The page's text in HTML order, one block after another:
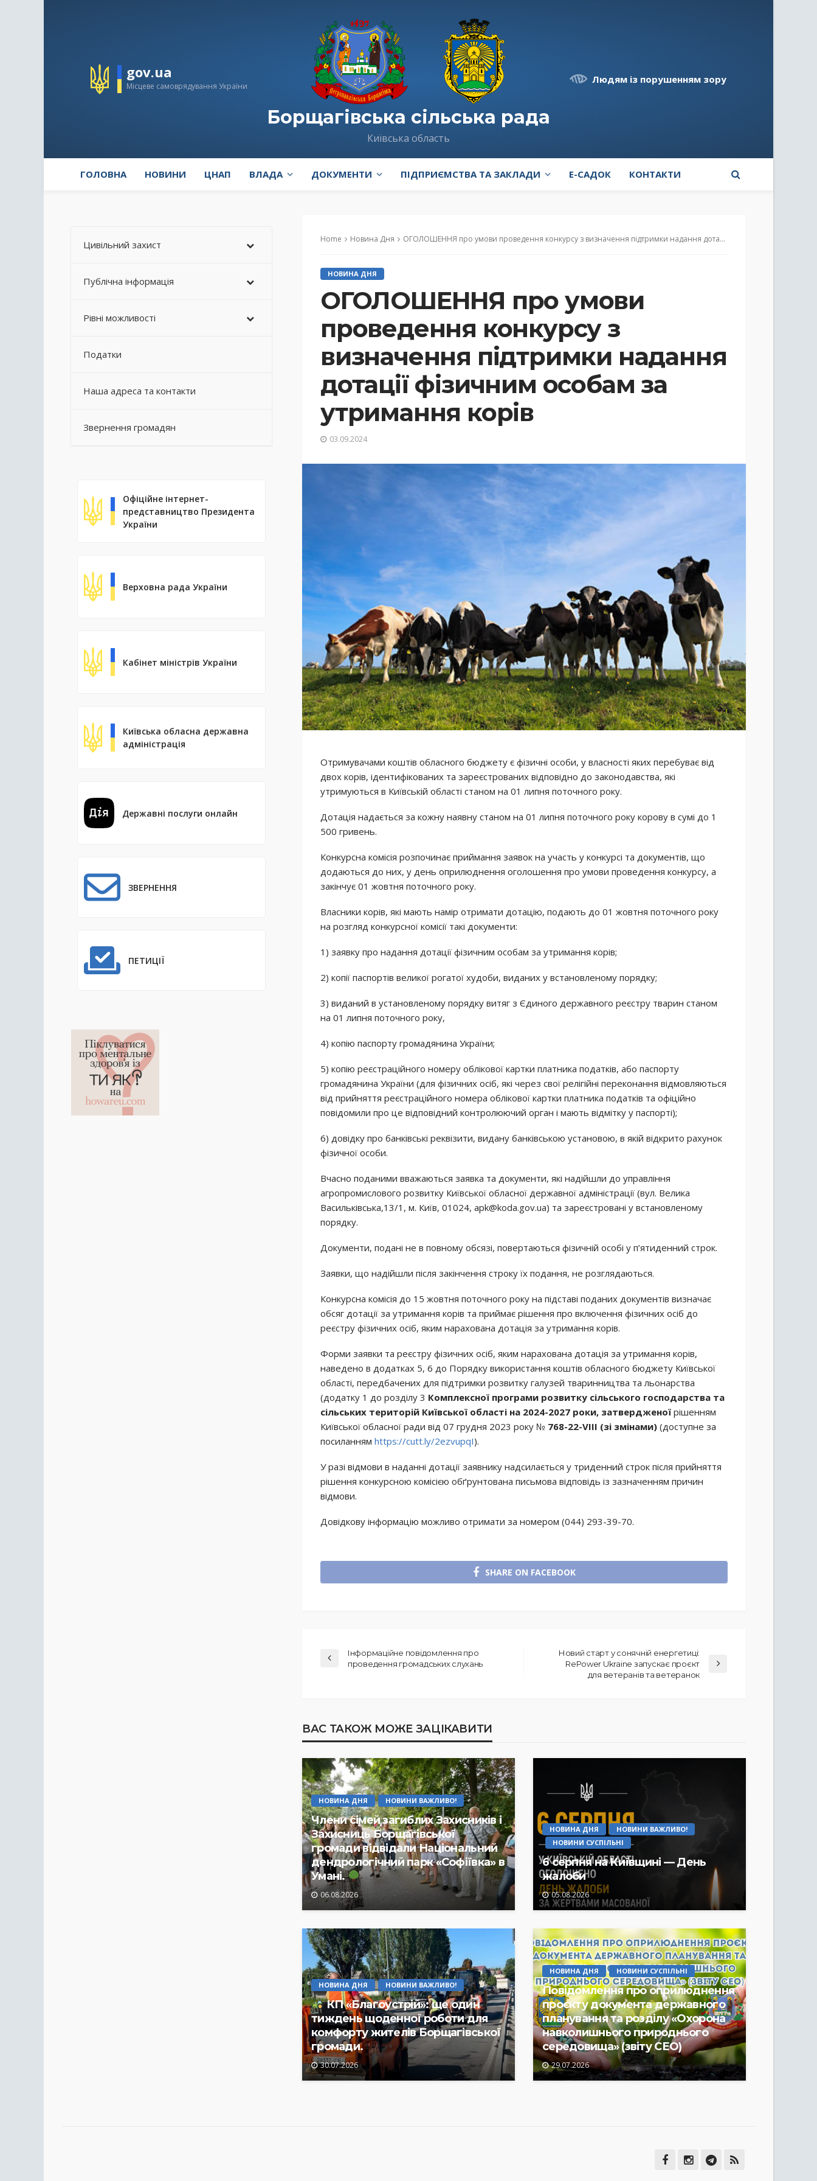
gov.ua
Місцеве самоврядування України
Борщагівська сільська рада
Київська область
Людям із порушенням зору
ГОЛОВНА НОВИНИ ЦНАП ВЛАДА ДОКУМЕНТИ ПІДПРИЄМСТВА ТА ЗАКЛАДИ E-САДОК КОНТАКТИ
Home Новина Дня ОГОЛОШЕННЯ про умови проведення конкурсу з визначення підтримки надання дотації фізичним особам за утримання корів
НОВИНА ДНЯ
ОГОЛОШЕННЯ про умови
проведення конкурсу з
визначення підтримки надання
дотації фізичним особам за
утримання корів
03.09.2024
Отримувачами коштів обласного бюджету є фізичні особи, у власності яких перебуває від
двох корів, ідентифікованих та зареєстрованих відповідно до законодавства, які
утримуються в Київській області станом на 01 липня поточного року.
Дотація надається за кожну наявну станом на 01 липня поточного року корову в сумі до 1
500 гривень.
Конкурсна комісія розпочинає приймання заявок на участь у конкурсі та документів, що
додаються до них, у день оприлюднення оголошення про умови проведення конкурсу, а
закінчує 01 жовтня поточного року.
Власники корів, які мають намір отримати дотацію, подають до 01 жовтня поточного року
на розгляд конкурсної комісії такі документи:
1) заявку про надання дотації фізичним особам за утримання корів;
2) копії паспортів великої рогатої худоби, виданих у встановленому порядку;
3) виданий в установленому порядку витяг з Єдиного державного реєстру тварин станом
на 01 липня поточного року,
4) копію паспорту громадянина України;
5) копію реєстраційного номеру облікової картки платника податків, або паспорту
громадянина України (для фізичних осіб, які через свої релігійні переконання відмовляються
від прийняття реєстраційного номера облікової картки платника податків та офіційно
повідомили про це відповідний контролюючий орган і мають відмітку у паспорті);
6) довідку про банківські реквізити, видану банківською установою, в якій відкрито рахунок
фізичної особи.
Вчасно поданими вважаються заявка та документи, які надійшли до управління
агропромислового розвитку Київської обласної державної адміністрації (вул. Велика
Васильківська,13/1, м. Київ, 01024, apk@koda.gov.ua) та зареєстровані у встановленому
порядку.
Документи, подані не в повному обсязі, повертаються фізичній особі у п’ятиденний строк.
Заявки, що надійшли після закінчення строку їх подання, не розглядаються.
Конкурсна комісія до 15 жовтня поточного року на підставі поданих документів визначає
обсяг дотації за утримання корів та приймає рішення про включення фізичних осіб до
реєстру фізичних осіб, яким нарахована дотація за утримання корів.
Форми заявки та реєстру фізичних осіб, яким нарахована дотація за утримання корів,
наведено в додатках 5, 6 до Порядку використання коштів обласного бюджету Київської
області, передбачених для підтримки розвитку галузей тваринництва та льонарства
(додатку 1 до розділу 3 Комплексної програми розвитку сільського господарства та
сільських територій Київської області на 2024-2027 роки, затвердженої рішенням
Київської обласної ради від 07 грудня 2023 року № 768-22-VIII (зі змінами) (доступне за
посиланням https://cutt.ly/2ezvupqI).
У разі відмови в наданні дотації заявнику надсилається у триденний строк після прийняття
рішення конкурсною комісією обґрунтована письмова відповідь із зазначенням причин
відмови.
Довідкову інформацію можливо отримати за номером (044) 293-39-70.
SHARE ON FACEBOOK
Інформаційне повідомлення про
проведення громадських слухань
Новий старт у сонячній енергетиці:
RePower Ukraine запускає проєкт
для ветеранів та ветеранок
ВАС ТАКОЖ МОЖЕ ЗАЦІКАВИТИ
НОВИНА ДНЯ НОВИНИ ВАЖЛИВО!
Члени сімей загиблих Захисників і
Захисниць Борщагівської
громади відвідали Національний
дендрологічний парк «Софіївка» в
Умані.
06.08.2026
НОВИНА ДНЯ
НОВИНИ ВАЖЛИВО!
НОВИНИ СУСПІЛЬНІ
6 серпня на Київщині — День
жалоби
05.08.2026
НОВИНА ДНЯ НОВИНИ ВАЖЛИВО!
КП «Благоустрій»: ще один
тиждень щоденної роботи для
комфорту жителів Борщагівської
громади.
30.07.2026
НОВИНА ДНЯ НОВИНИ СУСПІЛЬНІ
Повідомлення про оприлюднення
проєкту документа державного
планування та розділу «Охорона
навколишнього природнього
середовища» (звіту СЕО)
29.07.2026
Цивільний захист
Публічна інформація
Рівні можливості
Податки
Наша адреса та контакти
Звернення громадян
Офіційне інтернет-
представництво Президента
України
Верховна рада України
Кабінет міністрів України
Київська обласна державна
адміністрація
Державні послуги онлайн
ЗВЕРНЕННЯ
ПЕТИЦІЇ